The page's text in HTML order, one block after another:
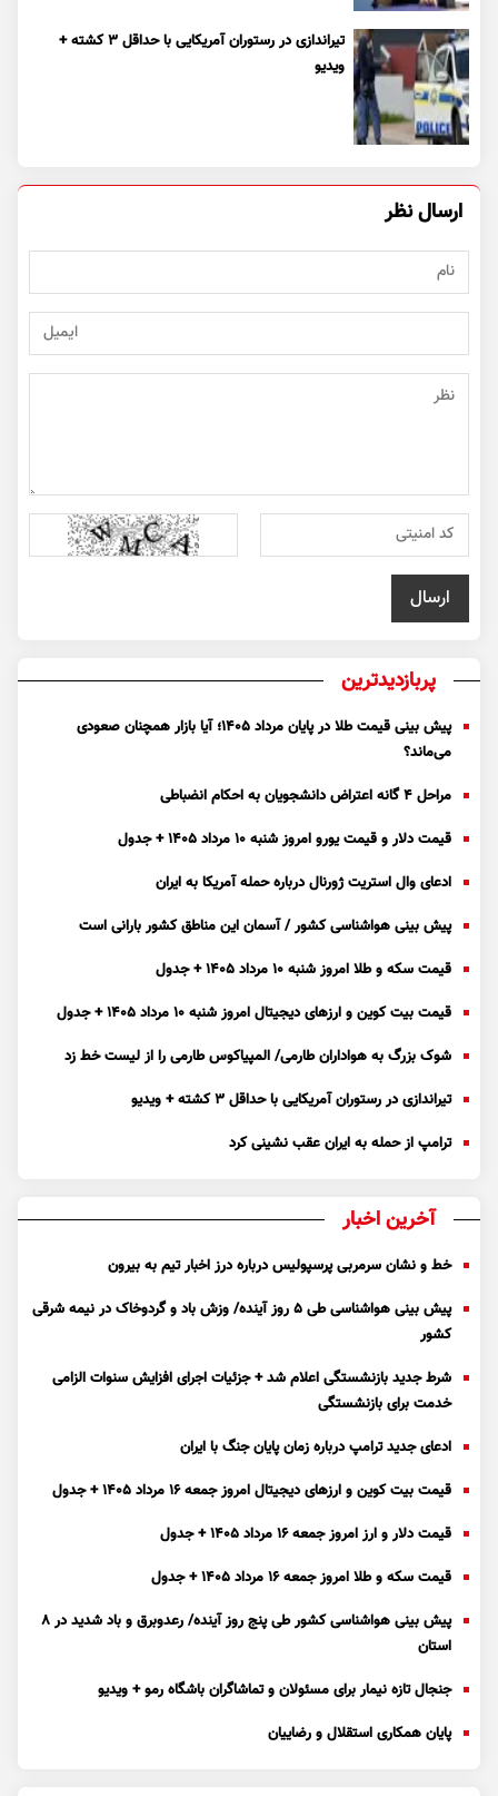
تیراندازی در رستوران آمریکایی با حداقل ۳ کشته +
ویدیو
ارسال نظر
پربازدیدترین
پیش بینی قیمت طلا در پایان مرداد 1405؛ آیا بازار همچنان صعودی
می‌ماند؟
مراحل ۴ گانه اعتراض دانشجویان به احکام انضباطی
قیمت دلار و قیمت یورو امروز شنبه ۱۰ مرداد ۱۴۰۵ + جدول
ادعای وال استریت ژورنال درباره حمله آمریکا به ایران
پیش بینی هواشناسی کشور / آسمان این مناطق کشور بارانی است
قیمت سکه و طلا امروز شنبه ۱۰ مرداد ۱۴۰۵ + جدول
قیمت بیت کوین و ارز‌های دیجیتال امروز شنبه ۱۰ مرداد ۱۴۰۵ + جدول
شوک بزرگ به هواداران طارمی/ المپیاکوس طارمی را از لیست خط زد
تیراندازی در رستوران آمریکایی با حداقل ۳ کشته + ویدیو
ترامپ از حمله به ایران عقب نشینی کرد
آخرین اخبار
خط و نشان سرمربی پرسپولیس درباره درز اخبار تیم به بیرون
پیش بینی هواشناسی طی ۵ روز آینده/ وزش باد و گردوخاک در نیمه شرقی
کشور
شرط جدید بازنشستگی اعلام شد + جزئیات اجرای افزایش سنوات الزامی
خدمت برای بازنشستگی
ادعای جدید ترامپ درباره زمان پایان جنگ با ایران
قیمت بیت کوین و ارز‌های دیجیتال امروز جمعه ۱۶ مرداد ۱۴۰۵ + جدول
قیمت دلار و ارز امروز جمعه ۱۶ مرداد ۱۴۰۵ + جدول
قیمت سکه و طلا امروز جمعه ۱۶ مرداد ۱۴۰۵ + جدول
پیش بینی هواشناسی کشور طی پنج روز آینده/ رعدوبرق و باد شدید در ۸
استان
جنجال تازه نیمار برای مسئولان و تماشاگران باشگاه رمو + ویدیو
پایان همکاری استقلال و رضاییان